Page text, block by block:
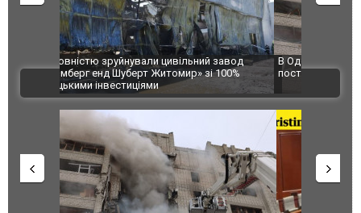
В Одесі та Харкові різко зросла кількість
постраждалих від обстрілу РФ
Ворог
двоє
після
ВІДЕО